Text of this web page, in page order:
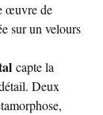
œuvre de
sur un velours
capte la
Deux